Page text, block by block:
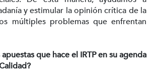
y estimular la opinión crítica de la
múltiples problemas que enfrentan
que hace el IRTP en su agenda